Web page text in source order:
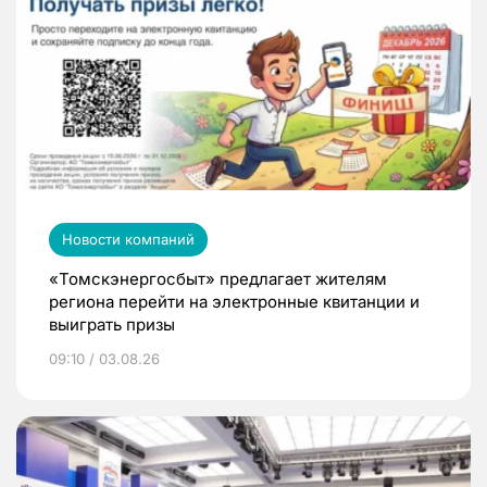
Новости компаний
«Томскэнергосбыт» предлагает жителям
региона перейти на электронные квитанции и
выиграть призы
09:10 / 03.08.26